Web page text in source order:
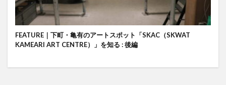
FEATURE｜下町・亀有のアートスポット「SKAC（SKWAT
KAMEARI ART CENTRE）」を知る : 後編